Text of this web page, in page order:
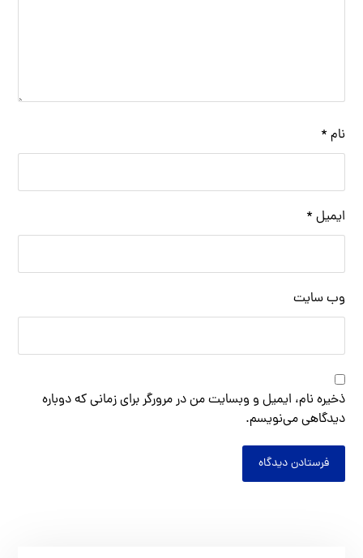
نام *
ایمیل *
وب‌ سایت
ذخیره نام، ایمیل و وبسایت من در مرورگر برای زمانی که دوباره
دیدگاهی می‌نویسم.
فرستادن دیدگاه